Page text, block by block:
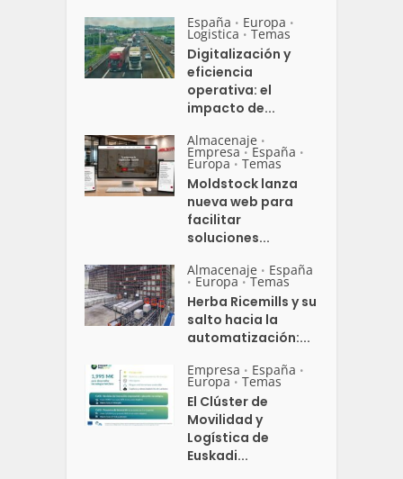
España • Europa •
Logistica • Temas
Digitalización y
eficiencia
operativa: el
impacto de...
Almacenaje •
Empresa • España •
Europa • Temas
Moldstock lanza
nueva web para
facilitar
soluciones...
Almacenaje • España
• Europa • Temas
Herba Ricemills y su
salto hacia la
automatización:...
Empresa • España •
Europa • Temas
El Clúster de
Movilidad y
Logística de
Euskadi...